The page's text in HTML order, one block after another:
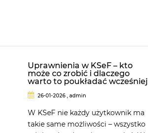
Uprawnienia w KSeF – kto
może co zrobić i dlaczego
warto to poukładać wcześniej
26-01-2026 , admin
W KSeF nie każdy użytkownik ma
takie same możliwości – wszystko